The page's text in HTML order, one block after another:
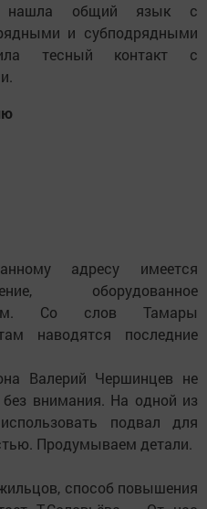
нашла общий язык с
и субподрядными
тесный контакт с
адресу имеется
оборудованное
Со слов Тамары
наводятся последние
Валерий Чершинцев не
внимания. На одной из
подвал для
Продумываем детали.
способ повышения